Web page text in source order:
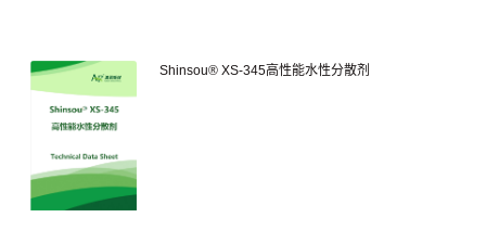
Shinsou® XS-345高性能水性分散剂